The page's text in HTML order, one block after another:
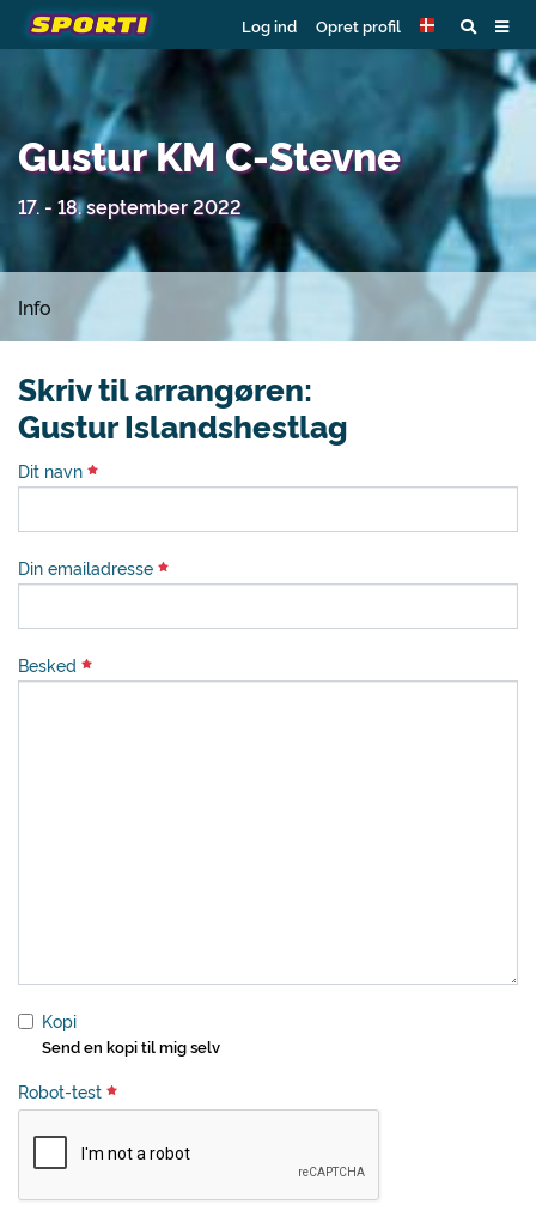
Log ind Opret profil
Gustur KM C-Stevne
17. - 18. september 2022
Info
Skriv til arrangøren:
Gustur Islandshestlag
Dit navn
Din emailadresse
Besked
Kopi
Send en kopi til mig selv
Robot-test